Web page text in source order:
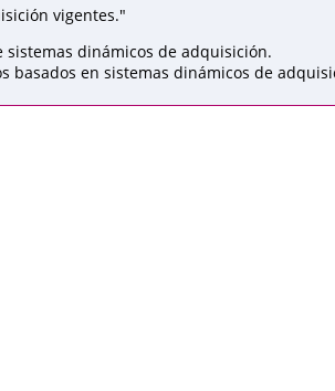
vigentes."
dinámicos de adquisición.
basados en sistemas dinámicos de